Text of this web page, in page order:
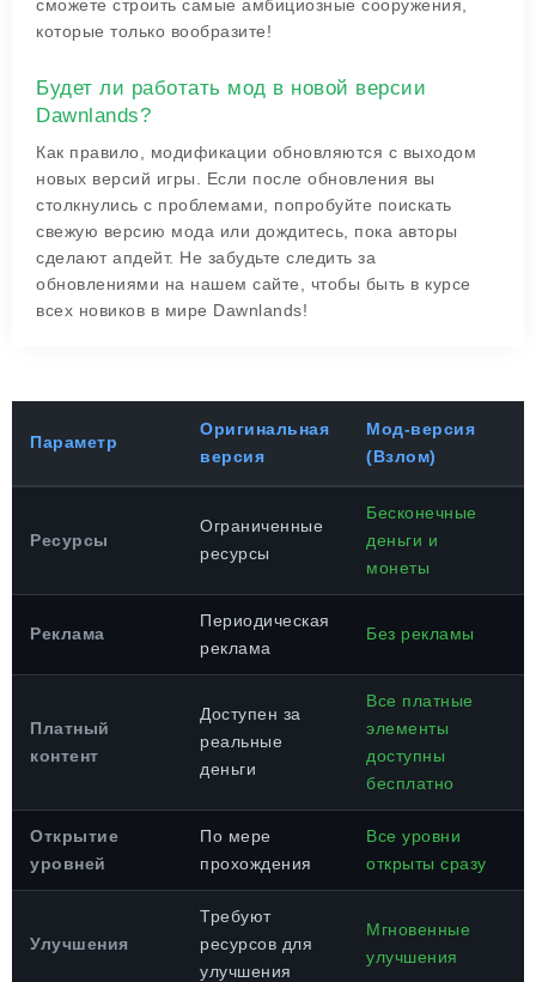
сможете строить самые амбициозные сооружения,
которые только вообразите!
Будет ли работать мод в новой версии
Dawnlands?
Как правило, модификации обновляются с выходом
новых версий игры. Если после обновления вы
столкнулись с проблемами, попробуйте поискать
свежую версию мода или дождитесь, пока авторы
сделают апдейт. Не забудьте следить за
обновлениями на нашем сайте, чтобы быть в курсе
всех новиков в мире Dawnlands!
Параметр
Оригинальная
версия
Мод-версия
(Взлом)
Ресурсы
Ограниченные
ресурсы
Бесконечные
деньги и
монеты
Реклама
Периодическая
реклама
Без рекламы
Платный
контент
Доступен за
реальные
деньги
Все платные
элементы
доступны
бесплатно
Открытие
уровней
По мере
прохождения
Все уровни
открыты сразу
Улучшения
Требуют
ресурсов для
улучшения
Мгновенные
улучшения